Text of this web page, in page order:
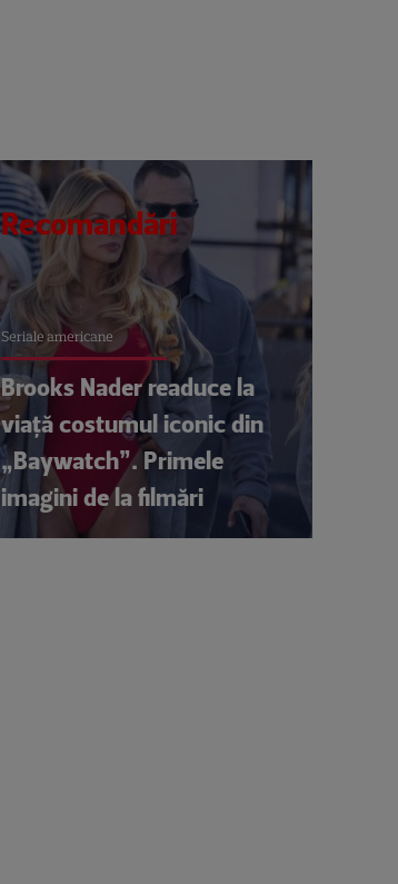
Recomandări
Seriale americane
Brooks Nader readuce la
viață costumul iconic din
„Baywatch”. Primele
imagini de la filmări